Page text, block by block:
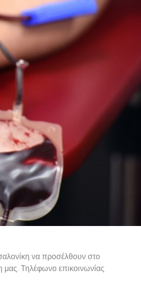
να προσέλθουν στο
μας. Τηλέφωνο επικοινωνίας